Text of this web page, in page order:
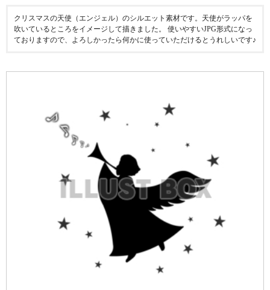
クリスマスの天使（エンジェル）のシルエット素材です。天使がラッパを
吹いているところをイメージして描きました。 使いやすいJPG形式になっ
ておりますので、よろしかったら何かに使っていただけるとうれしいです♪